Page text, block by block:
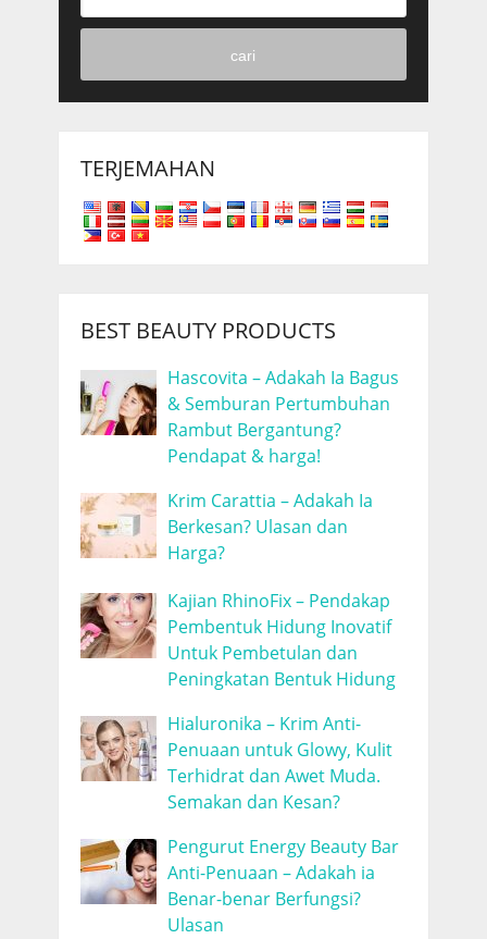
cari
TERJEMAHAN
BEST BEAUTY PRODUCTS
Hascovita – Adakah Ia Bagus
& Semburan Pertumbuhan
Rambut Bergantung?
Pendapat & harga!
Krim Carattia – Adakah Ia
Berkesan? Ulasan dan
Harga?
Kajian RhinoFix – Pendakap
Pembentuk Hidung Inovatif
Untuk Pembetulan dan
Peningkatan Bentuk Hidung
Hialuronika – Krim Anti-
Penuaan untuk Glowy, Kulit
Terhidrat dan Awet Muda.
Semakan dan Kesan?
Pengurut Energy Beauty Bar
Anti-Penuaan – Adakah ia
Benar-benar Berfungsi?
Ulasan